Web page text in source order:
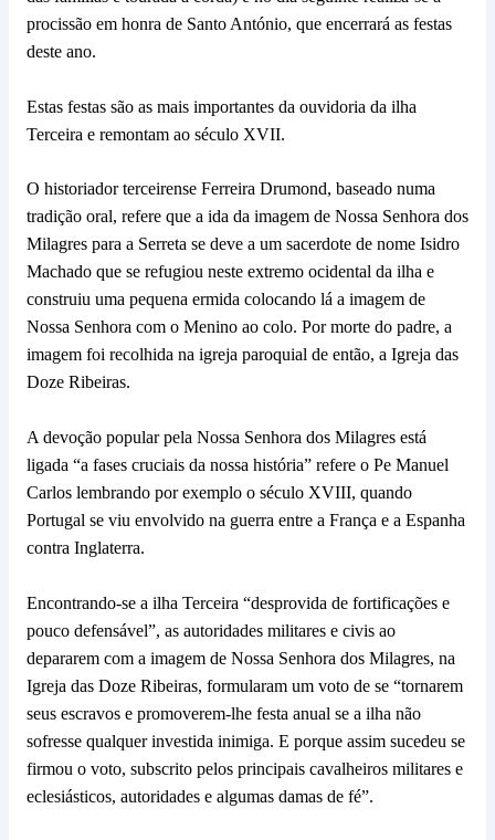
procissão em honra de Santo António, que encerrará as festas
deste ano.
Estas festas são as mais importantes da ouvidoria da ilha
Terceira e remontam ao século XVII.
O historiador terceirense Ferreira Drumond, baseado numa
tradição oral, refere que a ida da imagem de Nossa Senhora dos
Milagres para a Serreta se deve a um sacerdote de nome Isidro
Machado que se refugiou neste extremo ocidental da ilha e
construiu uma pequena ermida colocando lá a imagem de
Nossa Senhora com o Menino ao colo. Por morte do padre, a
imagem foi recolhida na igreja paroquial de então, a Igreja das
Doze Ribeiras.
A devoção popular pela Nossa Senhora dos Milagres está
ligada “a fases cruciais da nossa história” refere o Pe Manuel
Carlos lembrando por exemplo o século XVIII, quando
Portugal se viu envolvido na guerra entre a França e a Espanha
contra Inglaterra.
Encontrando-se a ilha Terceira “desprovida de fortificações e
pouco defensável”, as autoridades militares e civis ao
depararem com a imagem de Nossa Senhora dos Milagres, na
Igreja das Doze Ribeiras, formularam um voto de se “tornarem
seus escravos e promoverem-lhe festa anual se a ilha não
sofresse qualquer investida inimiga. E porque assim sucedeu se
firmou o voto, subscrito pelos principais cavalheiros militares e
eclesiásticos, autoridades e algumas damas de fé”.